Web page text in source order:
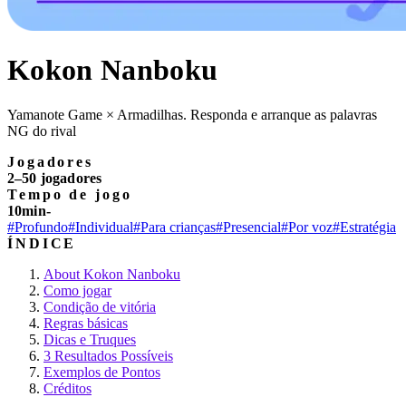
Kokon Nanboku
Yamanote Game × Armadilhas. Responda e arranque as palavras
NG do rival
Jogadores
2–50 jogadores
Tempo de jogo
10min-
#Profundo#Individual#Para crianças#Presencial#Por voz#Estratégia
ÍNDICE
About Kokon Nanboku
Como jogar
Condição de vitória
Regras básicas
Dicas e Truques
3 Resultados Possíveis
Exemplos de Pontos
Créditos